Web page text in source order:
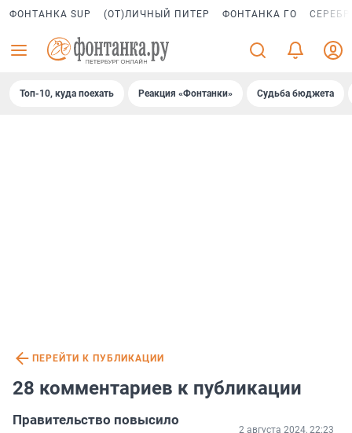
ФОНТАНКА SUP (ОТ)ЛИЧНЫЙ ПИТЕР ФОНТАНКА ГО
Топ-10, куда поехать Реакция «Фонтанки» Судьба бюджета
ПЕРЕЙТИ К ПУБЛИКАЦИИ
28 комментариев к публикации
Правительство повысило
2 августа 2024, 22:23